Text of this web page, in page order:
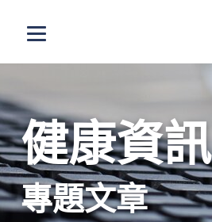
打開選單
健康資訊
專題文章